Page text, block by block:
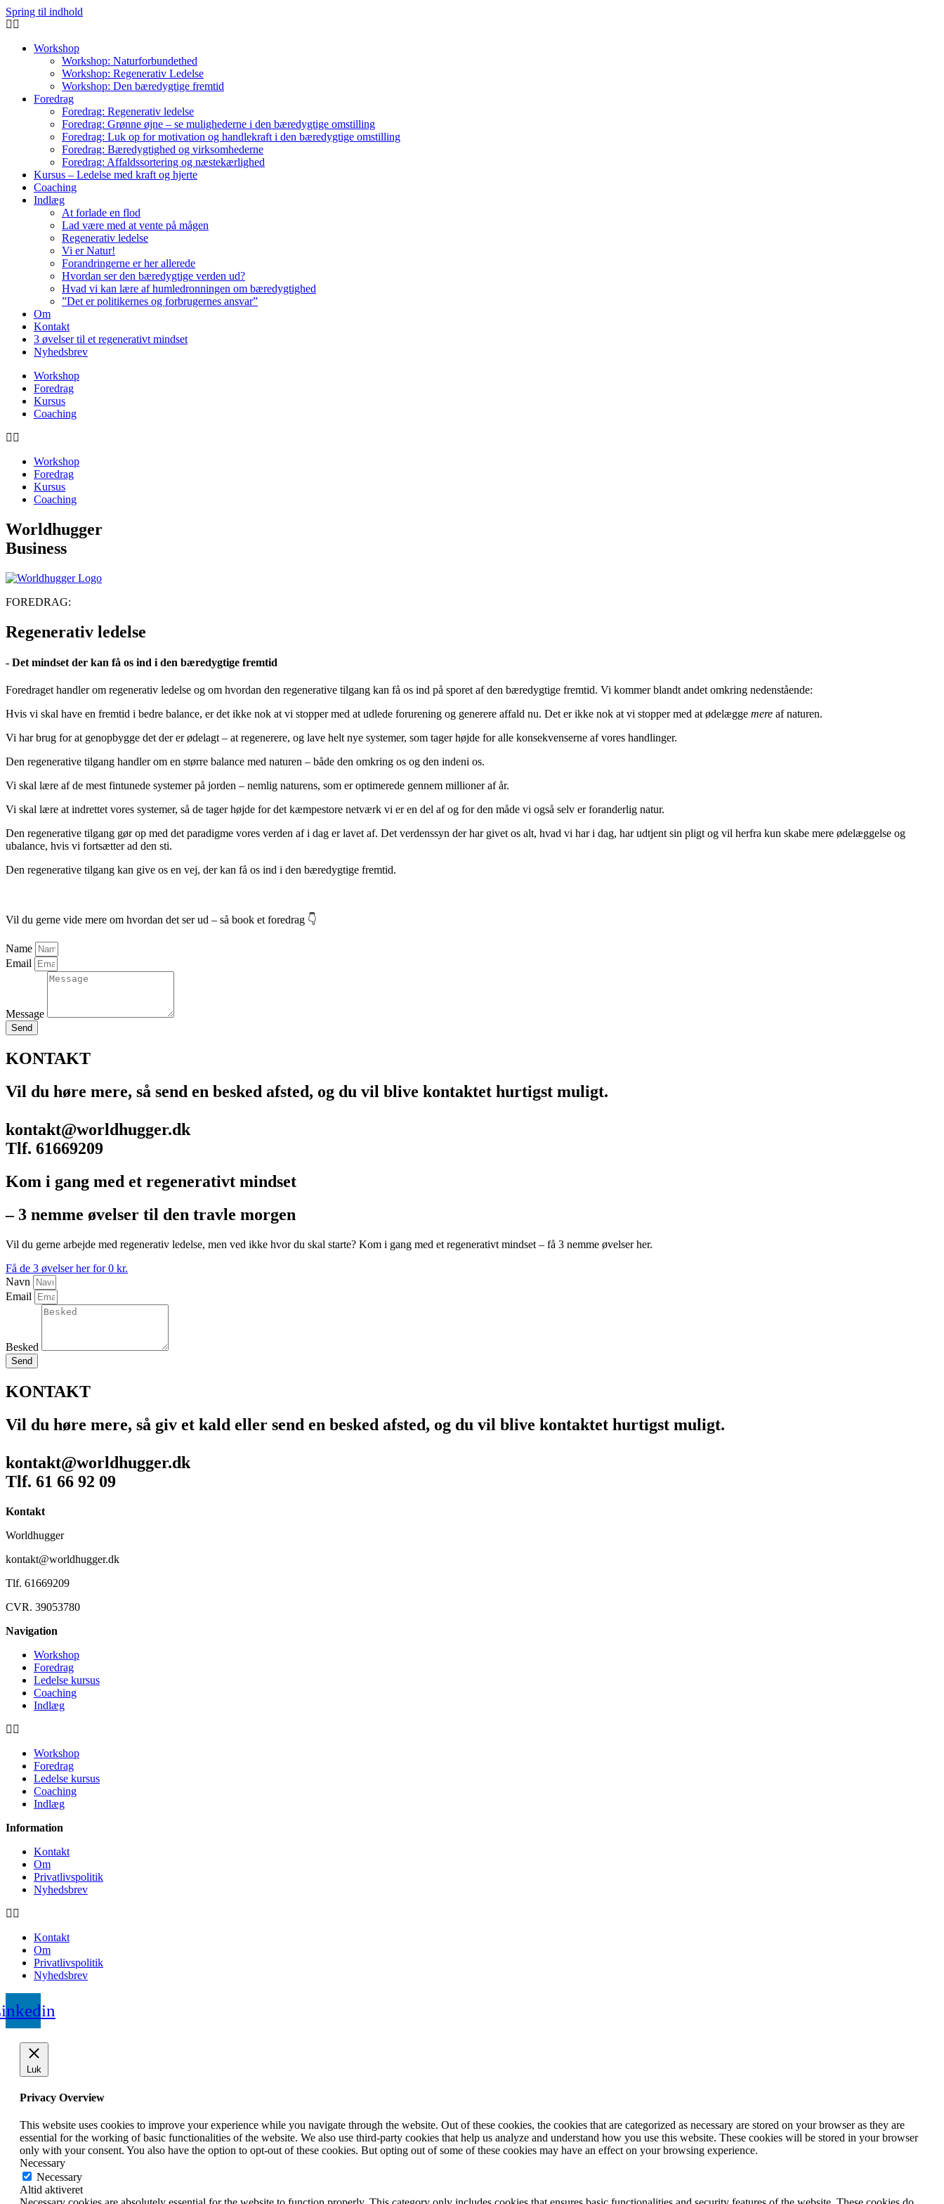
Spring til indhold
Workshop
Workshop: Naturforbundethed
Workshop: Regenerativ Ledelse
Workshop: Den bæredygtige fremtid
Foredrag
Foredrag: Regenerativ ledelse
Foredrag: Grønne øjne – se mulighederne i den bæredygtige omstilling
Foredrag: Luk op for motivation og handlekraft i den bæredygtige omstilling
Foredrag: Bæredygtighed og virksomhederne
Foredrag: Affaldssortering og næstekærlighed
Kursus – Ledelse med kraft og hjerte
Coaching
Indlæg
At forlade en flod
Lad være med at vente på mågen
Regenerativ ledelse
Vi er Natur!
Forandringerne er her allerede
Hvordan ser den bæredygtige verden ud?
Hvad vi kan lære af humledronningen om bæredygtighed
”Det er politikernes og forbrugernes ansvar”
Om
Kontakt
3 øvelser til et regenerativt mindset
Nyhedsbrev
Workshop
Foredrag
Kursus
Coaching
Workshop
Foredrag
Kursus
Coaching
Worldhugger
Business
FOREDRAG:
Regenerativ ledelse
- Det mindset der kan få os ind i den bæredygtige fremtid
Foredraget handler om regenerativ ledelse og om hvordan den regenerative tilgang kan få os ind på sporet af den bæredygtige fremtid. Vi kommer blandt andet omkring nedenstående:
Hvis vi skal have en fremtid i bedre balance, er det ikke nok at vi stopper med at udlede forurening og generere affald nu. Det er ikke nok at vi stopper med at ødelægge mere af naturen.
Vi har brug for at genopbygge det der er ødelagt – at regenerere, og lave helt nye systemer, som tager højde for alle konsekvenserne af vores handlinger.
Den regenerative tilgang handler om en større balance med naturen – både den omkring os og den indeni os.
Vi skal lære af de mest fintunede systemer på jorden – nemlig naturens, som er optimerede gennem millioner af år.
Vi skal lære at indrettet vores systemer, så de tager højde for det kæmpestore netværk vi er en del af og for den måde vi også selv er foranderlig natur.
Den regenerative tilgang gør op med det paradigme vores verden af i dag er lavet af. Det verdenssyn der har givet os alt, hvad vi har i dag, har udtjent sin pligt og vil herfra kun skabe mere ødelæggelse og
ubalance, hvis vi fortsætter ad den sti.
Den regenerative tilgang kan give os en vej, der kan få os ind i den bæredygtige fremtid.
Vil du gerne vide mere om hvordan det ser ud – så book et foredrag 👇
Name
Email
Message
Send
KONTAKT
Vil du høre mere, så send en besked afsted, og du vil blive kontaktet hurtigst muligt.
kontakt@worldhugger.dk
Tlf. 61669209
Kom i gang med et regenerativt mindset
– 3 nemme øvelser til den travle morgen
Vil du gerne arbejde med regenerativ ledelse, men ved ikke hvor du skal starte? Kom i gang med et regenerativt mindset – få 3 nemme øvelser her.
Få de 3 øvelser her for 0 kr.
Navn
Email
Besked
Send
KONTAKT
Vil du høre mere, så giv et kald eller send en besked afsted, og du vil blive kontaktet hurtigst muligt.
kontakt@worldhugger.dk
Tlf. 61 66 92 09
Kontakt
Worldhugger
kontakt@worldhugger.dk
Tlf. 61669209
CVR. 39053780
Navigation
Workshop
Foredrag
Ledelse kursus
Coaching
Indlæg
Workshop
Foredrag
Ledelse kursus
Coaching
Indlæg
Information
Kontakt
Om
Privatlivspolitik
Nyhedsbrev
Kontakt
Om
Privatlivspolitik
Nyhedsbrev
Luk
Privacy Overview
This website uses cookies to improve your experience while you navigate through the website. Out of these cookies, the cookies that are categorized as necessary are stored on your browser as they are
essential for the working of basic functionalities of the website. We also use third-party cookies that help us analyze and understand how you use this website. These cookies will be stored in your browser
only with your consent. You also have the option to opt-out of these cookies. But opting out of some of these cookies may have an effect on your browsing experience.
Necessary
Necessary
Altid aktiveret